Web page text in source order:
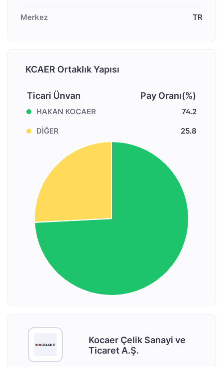
Merkez TR
KCAER Ortaklık Yapısı
Ticari Ünvan Pay Oranı(%)
HAKAN KOCAER 74.2
DİĞER 25.8
Kocaer Çelik Sanayi ve
Ticaret A.Ş.